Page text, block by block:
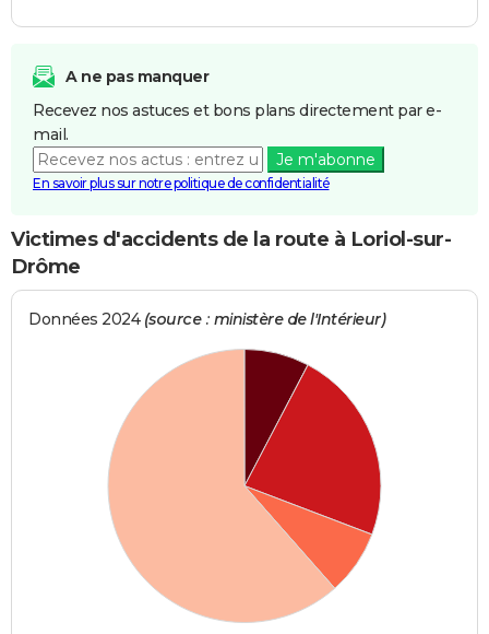
A ne pas manquer
Recevez nos astuces et bons plans directement par e-
mail.
Je m'abonne
En savoir plus sur notre politique de confidentialité
Victimes d'accidents de la route à Loriol-sur-
Drôme
Données 2024 (source : ministère de l'Intérieur)